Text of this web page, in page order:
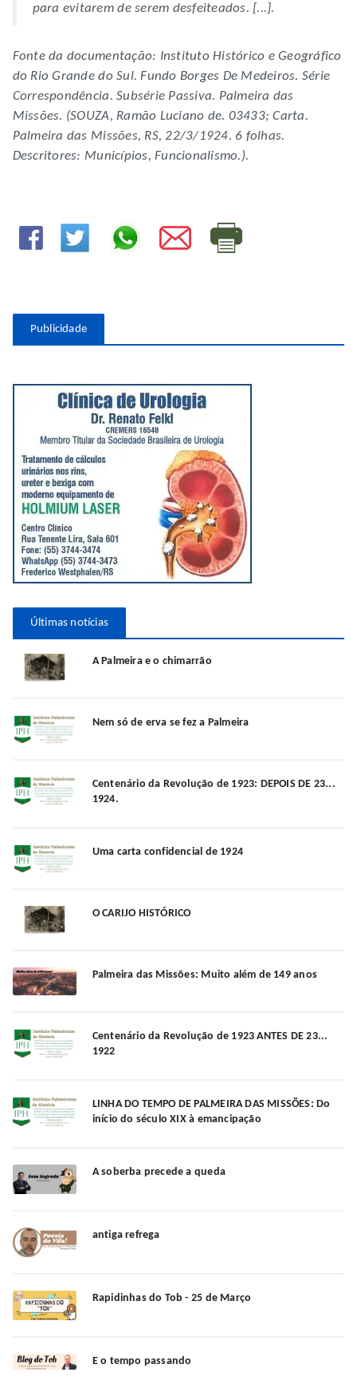
para evitarem de serem desfeiteados. [...].
Fonte da documentação: Instituto Histórico e Geográfico
do Rio Grande do Sul. Fundo Borges De Medeiros. Série
Correspondência. Subsérie Passiva. Palmeira das
Missões. (SOUZA, Ramão Luciano de. 03433; Carta.
Palmeira das Missões, RS, 22/3/1924. 6 folhas.
Descritores: Municípios, Funcionalismo.).
Publicidade
Últimas notícias
A Palmeira e o chimarrão
Nem só de erva se fez a Palmeira
Centenário da Revolução de 1923: DEPOIS DE 23...
1924.
Uma carta confidencial de 1924
O CARIJO HISTÓRICO
Palmeira das Missões: Muito além de 149 anos
Centenário da Revolução de 1923 ANTES DE 23...
1922
LINHA DO TEMPO DE PALMEIRA DAS MISSÕES: Do
início do século XIX à emancipação
A soberba precede a queda
antiga refrega
Rapidinhas do Tob - 25 de Março
E o tempo passando